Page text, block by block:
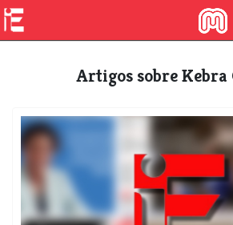
Artigos sobre Kebra